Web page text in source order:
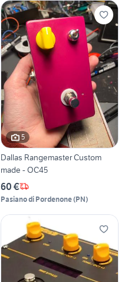
5
Dallas Rangemaster Custom
made - OC45
60 €
Pasiano di Pordenone(PN)